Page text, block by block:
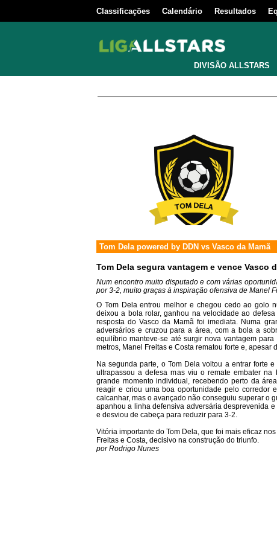
Classificações Calendário Resultados
DIVISÃO ALLSTARS
Tom Dela powered by DDN vs Vasco da Mamã
Tom Dela segura vantagem e vence Vasco
Num encontro muito disputado e com várias
por 3-2, muito graças à inspiração ofensiva de Manel
O Tom Dela entrou melhor e chegou cedo ao golo
deixou a bola rolar, ganhou na velocidade ao
resposta do Vasco da Mamã foi imediata. Numa
adversários e cruzou para a área, com a bola a
equilíbrio manteve-se até surgir nova vantagem
metros, Manel Freitas e Costa rematou forte e,
Na segunda parte, o Tom Dela voltou a entrar forte
ultrapassou a defesa mas viu o remate embater
grande momento individual, recebendo perto da
reagir e criou uma boa oportunidade pelo corredor
calcanhar, mas o avançado não conseguiu superar o
apanhou a linha defensiva adversária desprevenida e
e desviou de cabeça para reduzir para 3-2.
Vitória importante do Tom Dela, que foi mais eficaz
Freitas e Costa, decisivo na construção do triunfo.
por Rodrigo Nunes